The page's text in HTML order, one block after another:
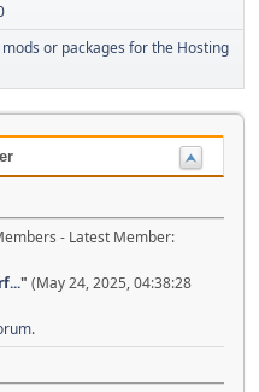
or packages for the Hosting
- Latest Member:
" (May 24, 2025, 04:38:28